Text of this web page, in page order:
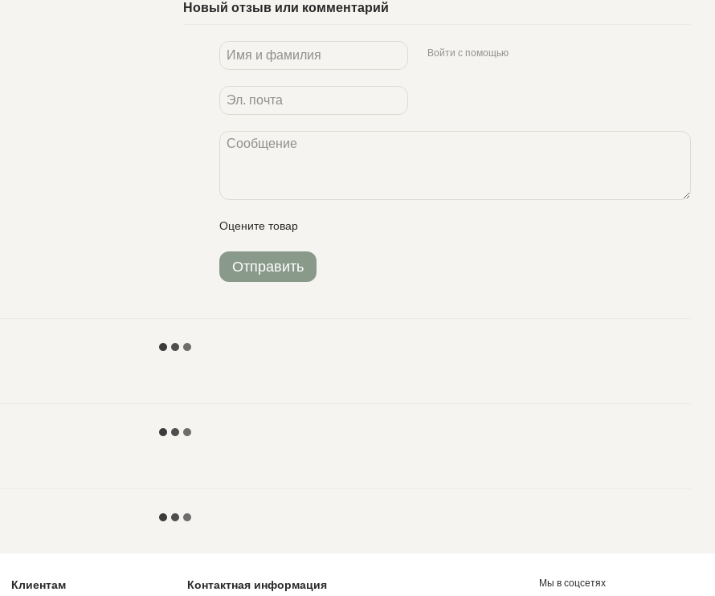
Новый отзыв или комментарий
Войти с помощью
Оцените товар
Отправить
Клиентам Контактная информация Мы в соцсетях